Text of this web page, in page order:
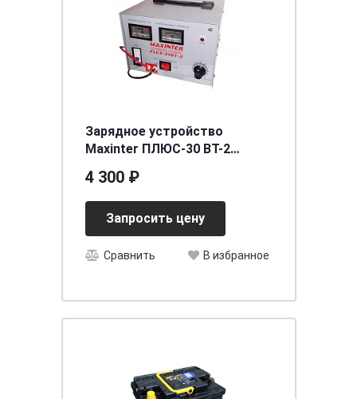
Зарядное устройство
Мaxinter ПЛЮС-30 BT-2
4 300 ₽
Запросить цену
Сравнить В избранное